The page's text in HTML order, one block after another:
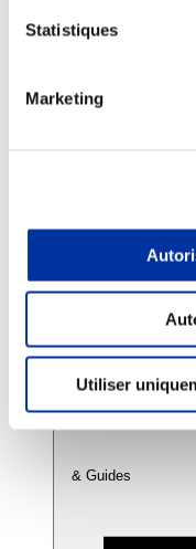
Statistiques
Marketing
Utiliser
Juste
Info-veille
Sources
& Guides